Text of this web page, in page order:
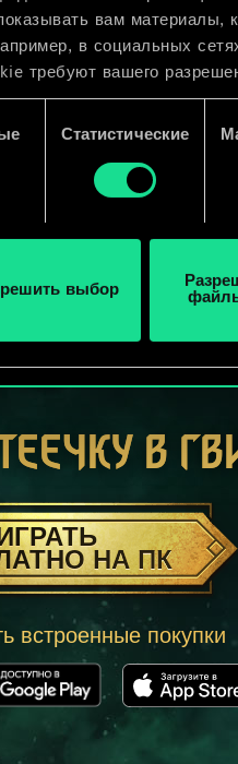
вам материалы,
в социальных
требуют вашего
том, как мы используем
Статистические
выбор
В
НА ПК
встроенные покупки